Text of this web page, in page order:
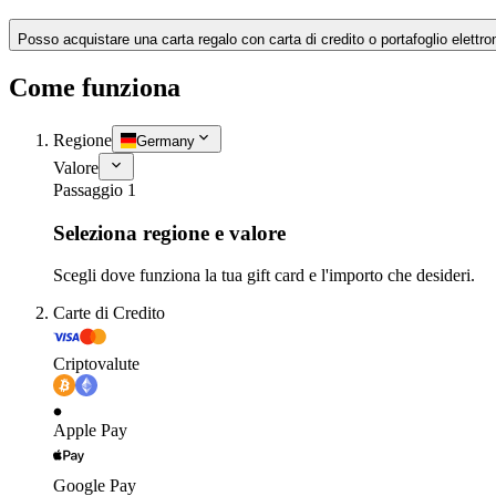
Posso acquistare una carta regalo con carta di credito o portafoglio
Come funziona
Regione Germany
Valore
Passaggio 1
Seleziona regione e valore
Scegli dove funziona la tua gift card e l'importo che desideri.
Carte di Credito
Criptovalute
Apple Pay
Google Pay